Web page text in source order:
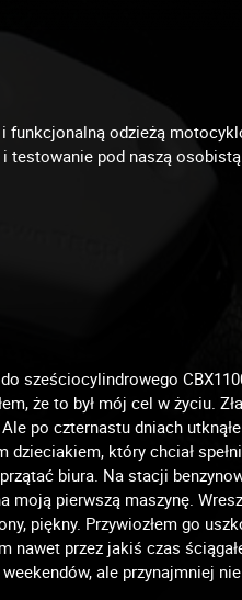
funkcjonalną odzieżą
testowanie pod naszą
sześciocylindrowego
że to był mój cel w życiu.
po czternastu dniach
który chciał
biura. Na stacji
moją pierwszą maszynę.
piękny. Przywiozłem go
nawet przez jakiś czas
ale przynajmniej